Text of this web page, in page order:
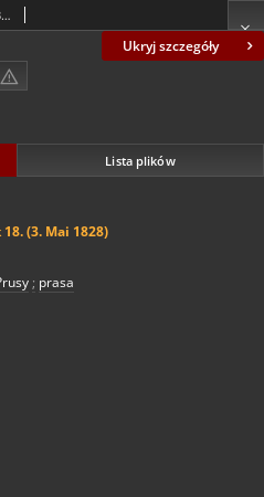
Ukryj szczegóły
Grünberger Wochenblatt, Stück 18. (3. Mai 1828)
Lista plików
(3. Mai 1828)
; prasa